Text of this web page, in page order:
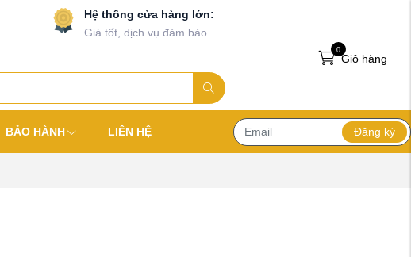
Hệ thống cửa hàng lớn:
Giá tốt, dịch vụ đảm bảo
Giỏ hàng
0
BẢO HÀNH LIÊN HỆ Đăng ký